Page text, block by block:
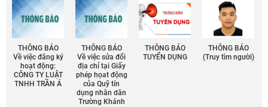
THÔNG BÁO
Về việc đăng ký
hoạt động:
CÔNG TY LUẬT
TNHH TRẦN Á
THÔNG BÁO
Về việc sửa đổi
địa chỉ tại Giấy
phép họat động
của Quỹ tín
dụng nhân dân
Trường Khánh
THÔNG BÁO
TUYỂN DỤNG
THÔNG BÁO
(Truy tìm người)